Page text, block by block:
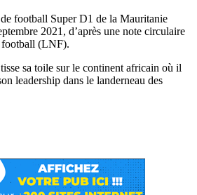
football Super D1 de la Mauritanie
2021, d’après une note circulaire
football (LNF).
sa toile sur le continent africain où il
leadership dans le landerneau des